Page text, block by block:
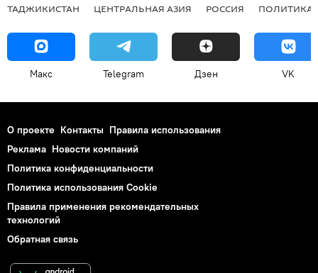
ТАДЖИКИСТАН ЦЕНТРАЛЬНАЯ АЗИЯ РОССИЯ ПОЛИТИКА
Макс Telegram Дзен VK
О проекте Контакты Правила использования
Реклама Новости компаний
Политика конфиденциальности
Политика использования Cookie
Правила применения рекомендательных
технологий
Обратная связь